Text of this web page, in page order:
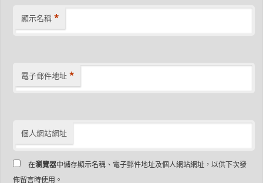
顯示名稱 *
電子郵件地址 *
個人網站網址
在瀏覽器中儲存顯示名稱、電子郵件地址及個人網站網址，以供下次發
佈留言時使用。